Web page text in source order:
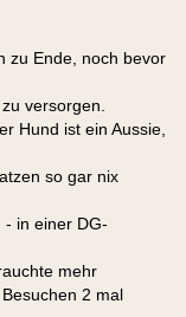
zu Ende, noch bevor
versorgen.
Hund ist ein Aussie,
so gar nix
- in einer DG-
mehr
2 mal